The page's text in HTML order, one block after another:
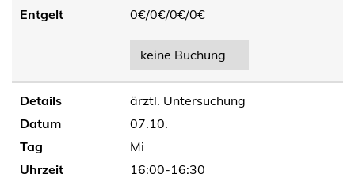
Entgelt
0€/0€/0€/0€
keine Buchung
Details
ärztl. Untersuchung
Datum
07.10.
Tag
Mi
Uhrzeit
16:00-16:30